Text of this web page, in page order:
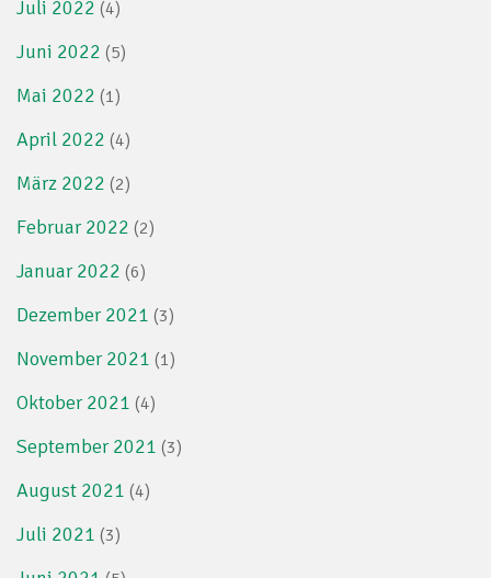
Juli 2022 (4)
Juni 2022 (5)
Mai 2022 (1)
April 2022 (4)
März 2022 (2)
Februar 2022 (2)
Januar 2022 (6)
Dezember 2021 (3)
November 2021 (1)
Oktober 2021 (4)
September 2021 (3)
August 2021 (4)
Juli 2021 (3)